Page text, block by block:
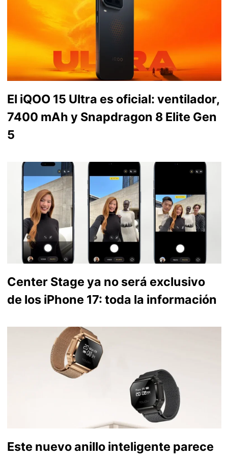
El iQOO 15 Ultra es oficial: ventilador,
7400 mAh y Snapdragon 8 Elite Gen
5
Center Stage ya no será exclusivo
de los iPhone 17: toda la información
Este nuevo anillo inteligente parece